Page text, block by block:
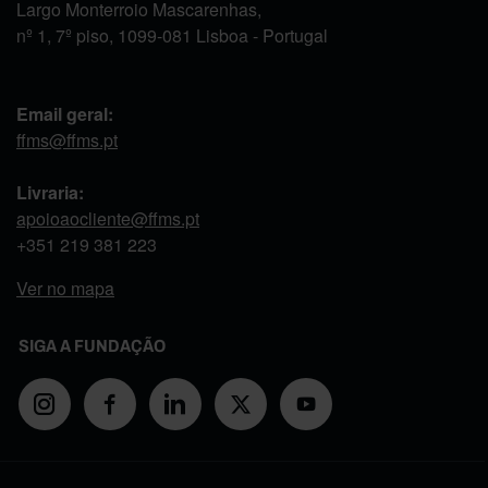
Largo Monterroio Mascarenhas,
nº 1, 7º piso, 1099-081 Lisboa - Portugal
Email geral:
ffms@ffms.pt
Livraria:
apoioaocliente@ffms.pt
+351 219 381 223
Ver no mapa
SIGA A FUNDAÇÃO